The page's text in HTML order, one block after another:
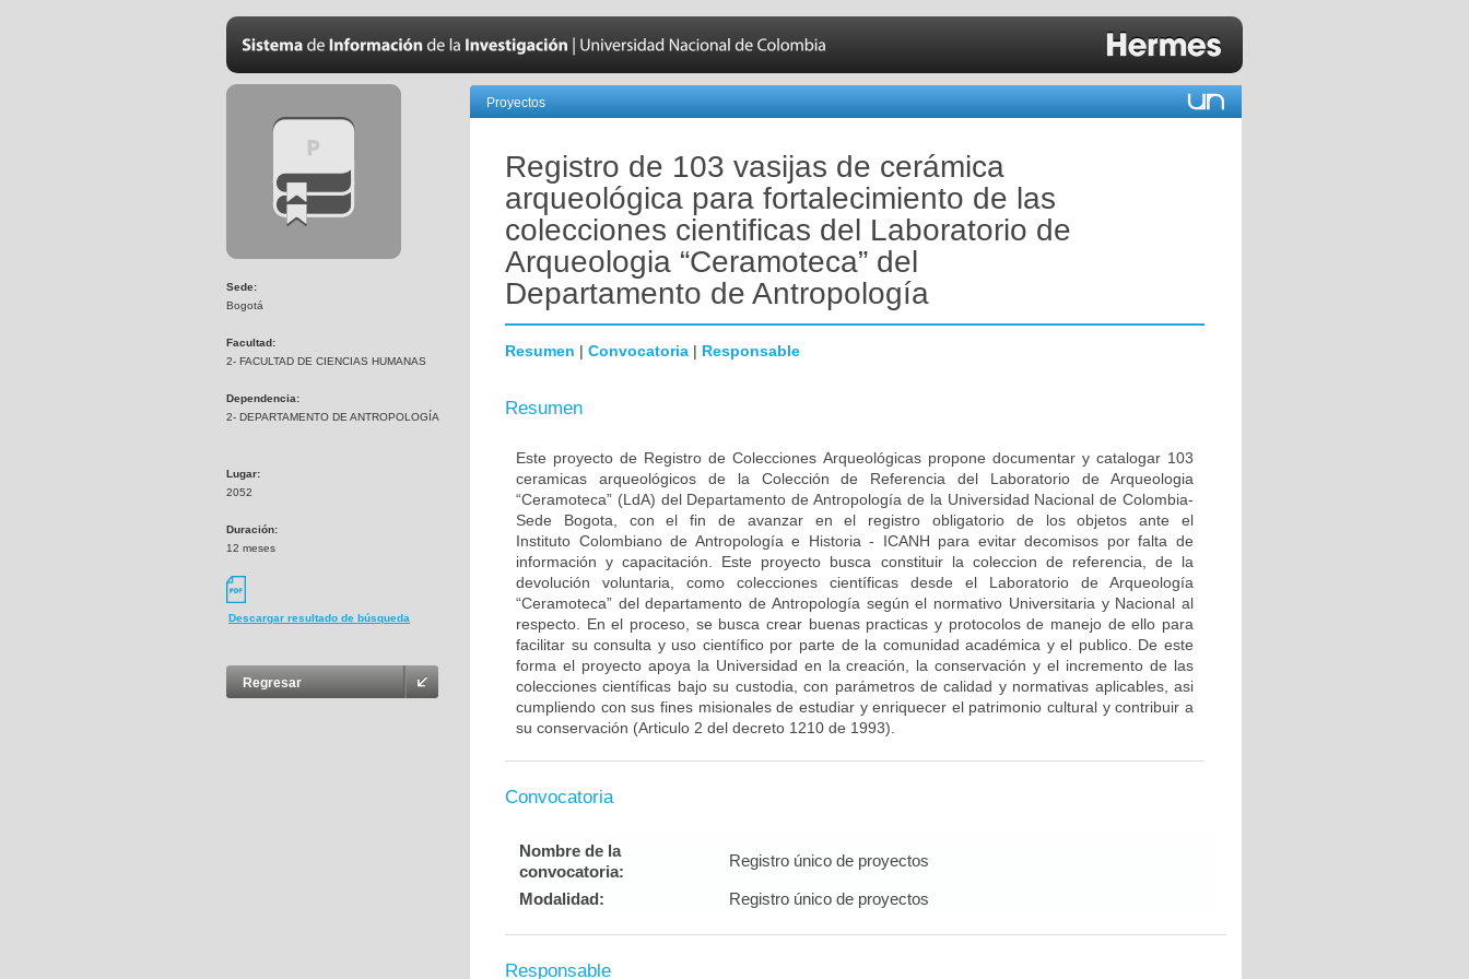
Sede:
Bogotá
Facultad:
2- FACULTAD DE CIENCIAS HUMANAS
Dependencia:
2- DEPARTAMENTO DE ANTROPOLOGÍA
Lugar:
2052
Duración:
12 meses
Descargar resultado de búsqueda
Regresar
Proyectos
Registro de 103 vasijas de cerámica
arqueológica para fortalecimiento de las
colecciones cientificas del Laboratorio de
Arqueologia “Ceramoteca” del
Departamento de Antropología
Resumen | Convocatoria | Responsable
Resumen
Este proyecto de Registro de Colecciones Arqueológicas propone documentar y catalogar 103
ceramicas arqueológicos de la Colección de Referencia del Laboratorio de Arqueologia
“Ceramoteca” (LdA) del Departamento de Antropología de la Universidad Nacional de Colombia-
Sede Bogota, con el fin de avanzar en el registro obligatorio de los objetos ante el
Instituto Colombiano de Antropología e Historia - ICANH para evitar decomisos por falta de
información y capacitación. Este proyecto busca constituir la coleccion de referencia, de la
devolución voluntaria, como colecciones científicas desde el Laboratorio de Arqueología
“Ceramoteca” del departamento de Antropología según el normativo Universitaria y Nacional al
respecto. En el proceso, se busca crear buenas practicas y protocolos de manejo de ello para
facilitar su consulta y uso científico por parte de la comunidad académica y el publico. De este
forma el proyecto apoya la Universidad en la creación, la conservación y el incremento de las
colecciones científicas bajo su custodia, con parámetros de calidad y normativas aplicables, asi
cumpliendo con sus fines misionales de estudiar y enriquecer el patrimonio cultural y contribuir a
su conservación (Articulo 2 del decreto 1210 de 1993).
Convocatoria
Nombre de la
convocatoria:
Registro único de proyectos
Modalidad: Registro único de proyectos
Responsable